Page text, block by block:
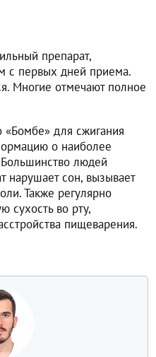
препарат,
с первых дней приема.
Многие отмечают полное
для сжигания
о наиболее
людей
нарушает сон, вызывает
Также регулярно
сухость во рту,
пищеварения.